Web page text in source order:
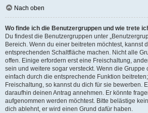
Nach oben
Wo finde ich die Benutzergruppen und wie trete
Du findest die Benutzergruppen unter
Bereich. Wenn du einer beitreten möchtest, kannst
entsprechenden Schaltfläche machen. Nicht alle
offen. Einige erfordern erst eine Freischaltung,
sein und weitere sogar versteckt. Wenn die Gruppe
einfach durch die entsprechende Funktion
Freischaltung, so kannst du dich für sie bewerben.
daraufhin deinen Antrag annehmen. Er könnte
aufgenommen werden möchtest. Bitte belästige
dich ablehnt, er wird einen Grund dafür haben.